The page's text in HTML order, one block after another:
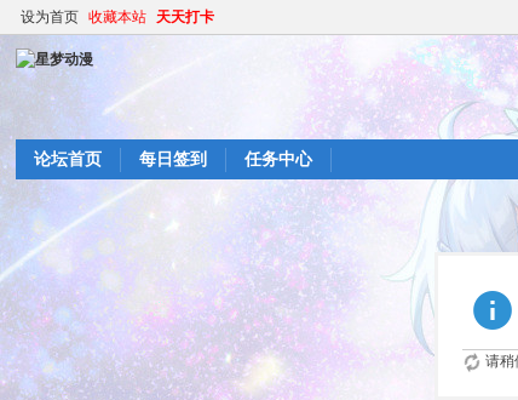
设为首页 收藏本站 天天打卡
论坛首页 每日签到 任务中心
请稍